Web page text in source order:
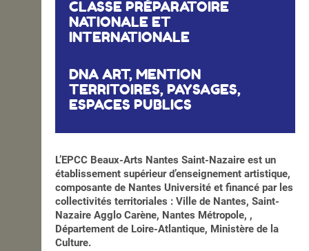
CLASSE PRÉPARATOIRE
NATIONALE ET
INTERNATIONALE
DNA ART, MENTION
TERRITOIRES, PAYSAGES,
ESPACES PUBLICS
L’EPCC Beaux-Arts Nantes Saint-Nazaire est un
établissement supérieur d’enseignement artistique,
composante de Nantes Université et financé par les
collectivités territoriales : Ville de Nantes, Saint-
Nazaire Agglo Carène, Nantes Métropole, ,
Département de Loire-Atlantique, Ministère de la
Culture.